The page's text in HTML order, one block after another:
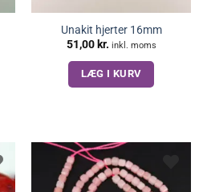
Unakit hjerter 16mm
51,00 kr. inkl. moms
LÆG I KURV